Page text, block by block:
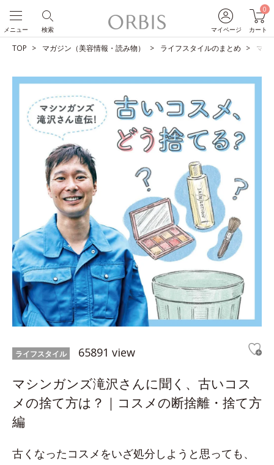
マイページ
0
カート
検索
メニュー
TOP マガジン（美容情報・読み物） ライフスタイルのまとめ マシ
ライフスタイル 65891 view
マシンガンズ滝沢さんに聞く、古いコス
メの捨て方は？｜コスメの断捨離・捨て方
編
古くなったコスメをいざ処分しようと思っても、